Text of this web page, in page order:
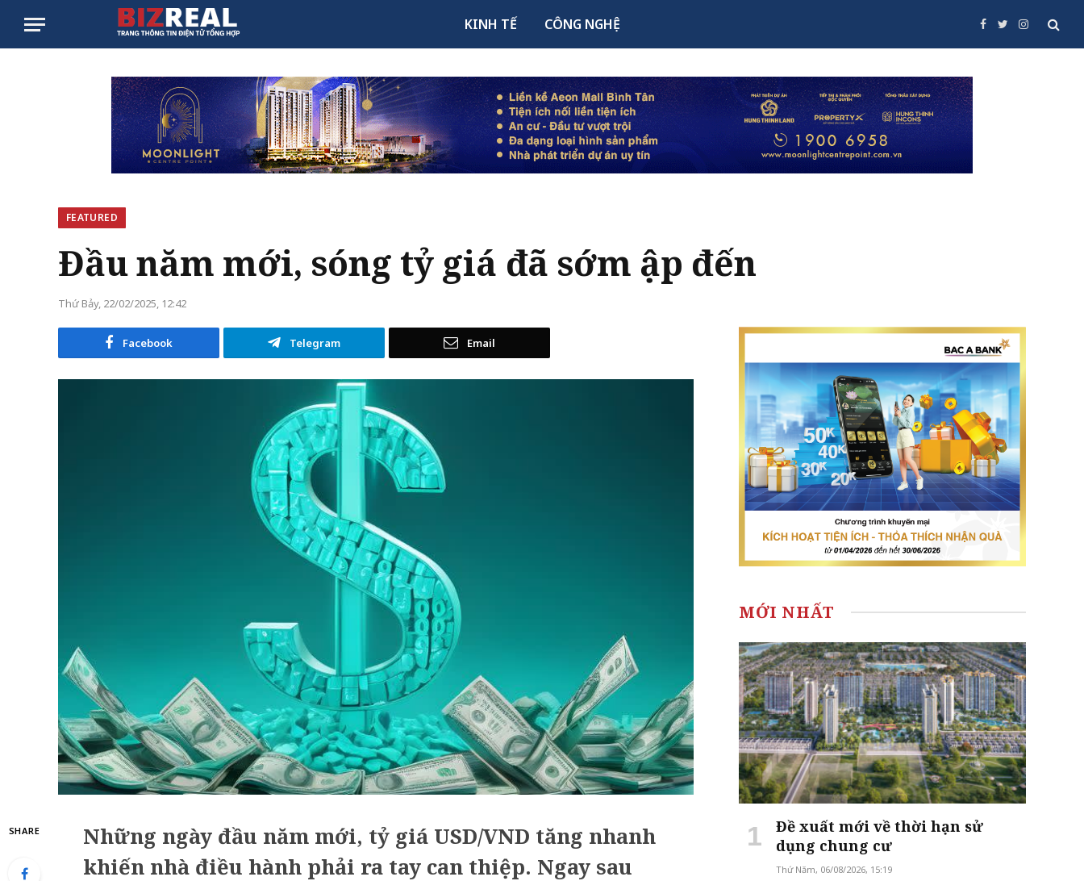
KINH TẾ CÔNG NGHỆ Facebook
TwitterInstagram
FEATURED
Đầu năm mới, sóng tỷ giá đã sớm ập đến
Thứ Bảy, 22/02/2025, 12:42
Facebook Telegram Email
SHARE
Những ngày đầu năm mới, tỷ giá USD/VND tăng nhanh
khiến nhà điều hành phải ra tay can thiệp. Ngay sau
MỚI NHẤT
Đề xuất mới về thời hạn sử
dụng chung cư
Thứ Năm, 06/08/2026, 15:19